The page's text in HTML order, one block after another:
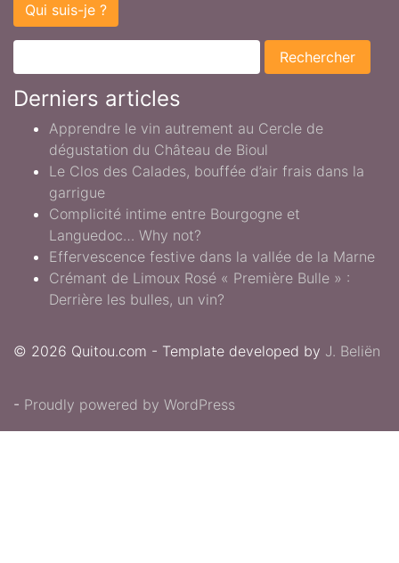
Qui suis-je ?
Derniers articles
Apprendre le vin autrement au Cercle de
dégustation du Château de Bioul
Le Clos des Calades, bouffée d’air frais dans la
garrigue
Complicité intime entre Bourgogne et
Languedoc… Why not?
Effervescence festive dans la vallée de la Marne
Crémant de Limoux Rosé « Première Bulle » :
Derrière les bulles, un vin?
© 2026 Quitou.com - Template developed by J. Beliën
- Proudly powered by WordPress